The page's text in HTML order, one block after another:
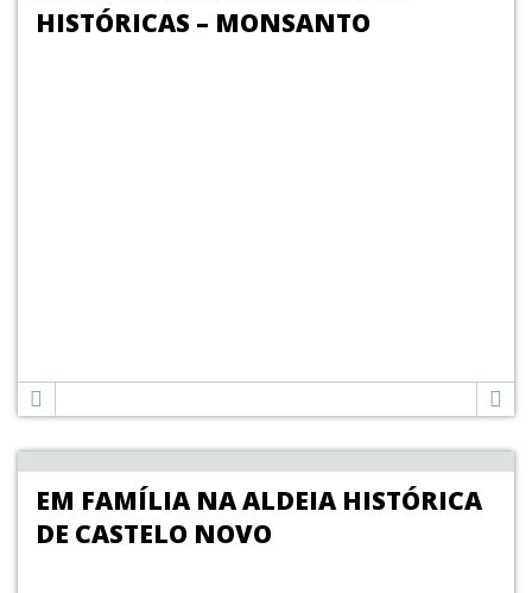
HISTÓRICAS – MONSANTO
EM FAMÍLIA NA ALDEIA HISTÓRICA
DE CASTELO NOVO